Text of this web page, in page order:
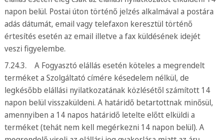
napon belül. Postai úton történő jelzés alkalmával a postára
adás dátumát, email vagy telefaxon keresztül történő
értesítés esetén az email illetve a fax küldésének idejét
veszi figyelembe.
7.24.3. A Fogyasztó elállás esetén köteles a megrendelt
terméket a Szolgáltató címére késedelem nélkül, de
legkésőbb elállási nyilatkozatának közlésétől számított 14
napon belül visszaküldeni. A határidő betartottnak minősül,
amennyiben a 14 napos határidő letelte előtt elküldi a
terméket (tehát nem kell megérkezni 14 napon belül). A